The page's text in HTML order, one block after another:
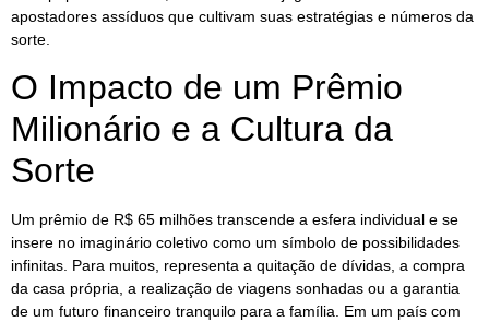
apostadores assíduos que cultivam suas estratégias e números da
sorte.
O Impacto de um Prêmio
Milionário e a Cultura da
Sorte
Um prêmio de R$ 65 milhões transcende a esfera individual e se
insere no imaginário coletivo como um símbolo de possibilidades
infinitas. Para muitos, representa a quitação de dívidas, a compra
da casa própria, a realização de viagens sonhadas ou a garantia
de um futuro financeiro tranquilo para a família. Em um país com